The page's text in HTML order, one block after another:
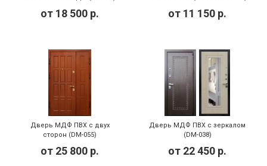
от 18 500 р. от 11 150 р.
Дверь МДФ ПВХ с двух
сторон (DM-055)
от 25 800 р.
Дверь МДФ ПВХ с зеркалом
(DM-038)
от 22 450 р.